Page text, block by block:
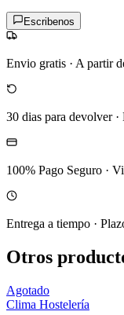
Escribenos
Envio gratis · A partir
30 dias para devolver·
100% Pago Seguro ·
Entrega a tiempo ·
Otros
Agotado
Clima Hostelería